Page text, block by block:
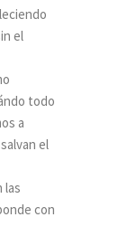
el
todo
a
el
las
con